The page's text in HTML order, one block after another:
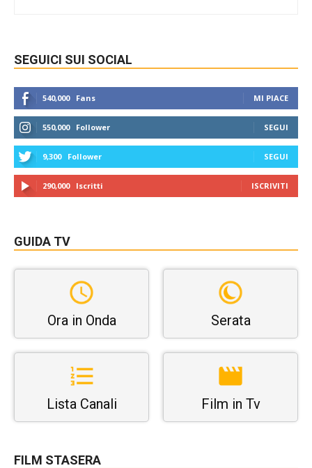
SEGUICI SUI SOCIAL
540,000 Fans MI PIACE
550,000 Follower SEGUI
9,300 Follower SEGUI
290,000 Iscritti ISCRIVITI
GUIDA TV
Ora in Onda Serata
Lista Canali Film in Tv
FILM STASERA